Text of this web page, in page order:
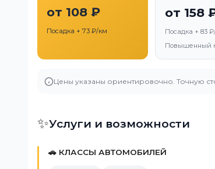
от 108 ₽
Посадка + 73 ₽/км
от 158
Посадка + 83
Повышенный
Цены указаны ориентировочно. Точную
✨Услуги и возможности
🚗 КЛАССЫ АВТОМОБИЛЕЙ